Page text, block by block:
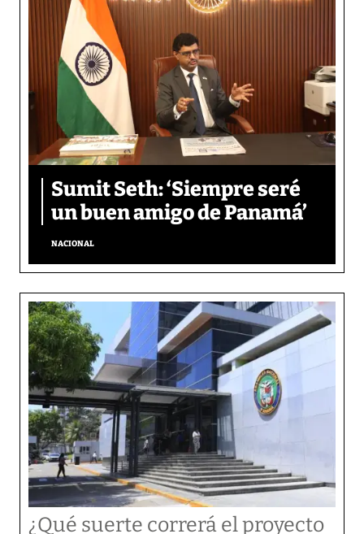
Sumit Seth: ‘Siempre seré
un buen amigo de Panamá’
NACIONAL
¿Qué suerte correrá el proyecto